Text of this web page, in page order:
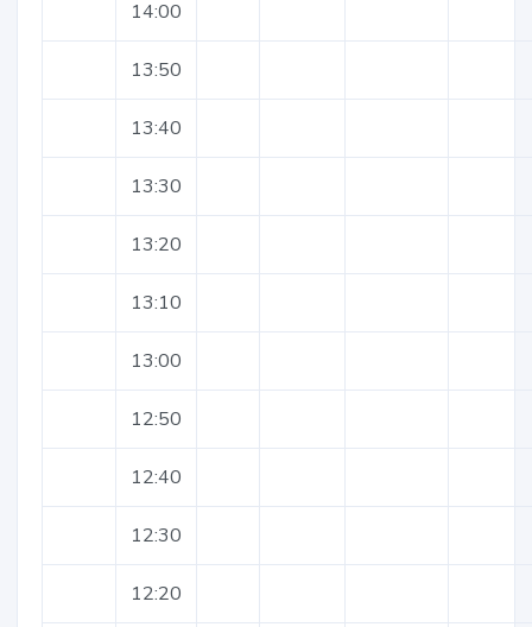
14:00
13:50
13:40
13:30
13:20
13:10
13:00
12:50
12:40
12:30
12:20